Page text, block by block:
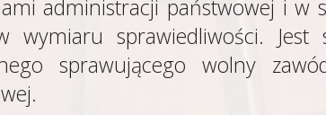
administracji państwowej i w
wymiaru sprawiedliwości. Jest
sprawującego wolny